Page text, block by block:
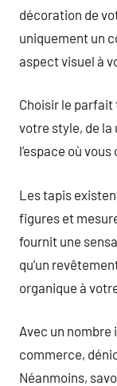
décoration de
uniquement un
aspect visuel à
Choisir le parfait
votre style, de la
l’espace où
Les tapis
figures et
fournit une
qu’un
organique à
Avec un
commerce,
Néanmoins,